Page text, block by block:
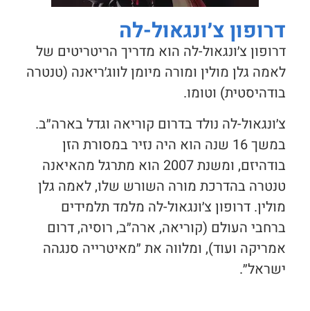
דרופון צ׳ונגאול-לה
דרופון צ׳ונגאול-לה הוא מדריך הריטריטים של
לאמה גלן מולין ומורה מיומן לווג׳ריאנה (טנטרה
בודהיסטית) וטומו.
צ׳ונגאול-לה נולד בדרום קוריאה וגדל בארה״ב.
במשך 16 שנה הוא היה נזיר במסורת הזן
בודהיזם, ומשנת 2007 הוא מתרגל מהאיאנה
טנטרה בהדרכת מורה השורש שלו, לאמה גלן
מולין. דרופון צ׳ונגאול-לה מלמד תלמידים
ברחבי העולם (קוריאה, ארה״ב, רוסיה, דרום
אמריקה ועוד), ומלווה את ״מאיטרייה סנגהה
ישראל״.